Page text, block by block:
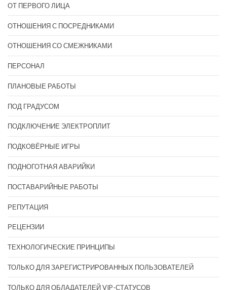
ОТ ПЕРВОГО ЛИЦА
ОТНОШЕНИЯ С ПОСРЕДНИКАМИ
ОТНОШЕНИЯ СО СМЕЖНИКАМИ
ПЕРСОНАЛ
ПЛАНОВЫЕ РАБОТЫ
ПОД ГРАДУСОМ
ПОДКЛЮЧЕНИЕ ЭЛЕКТРОПЛИТ
ПОДКОВЁРНЫЕ ИГРЫ
ПОДНОГОТНАЯ АВАРИЙКИ
ПОСТАВАРИЙНЫЕ РАБОТЫ
РЕПУТАЦИЯ
РЕЦЕНЗИИ
ТЕХНОЛОГИЧЕСКИЕ ПРИНЦИПЫ
ТОЛЬКО ДЛЯ ЗАРЕГИСТРИРОВАННЫХ ПОЛЬЗОВАТЕЛЕЙ
ТОЛЬКО ДЛЯ ОБЛАДАТЕЛЕЙ VIP-СТАТУСОВ